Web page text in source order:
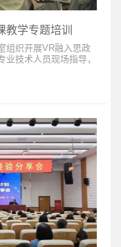
学专题培训
组织开展VR融入思政
技术人员现场指导，